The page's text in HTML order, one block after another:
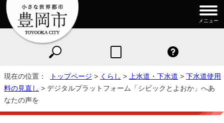
メニュー
現在の位置： トップページ > くらし > 上水道・下水道 > 下水道使用
料の見直し > デジタルプラットフォーム「シビックとよおか」へあ
なたの声を